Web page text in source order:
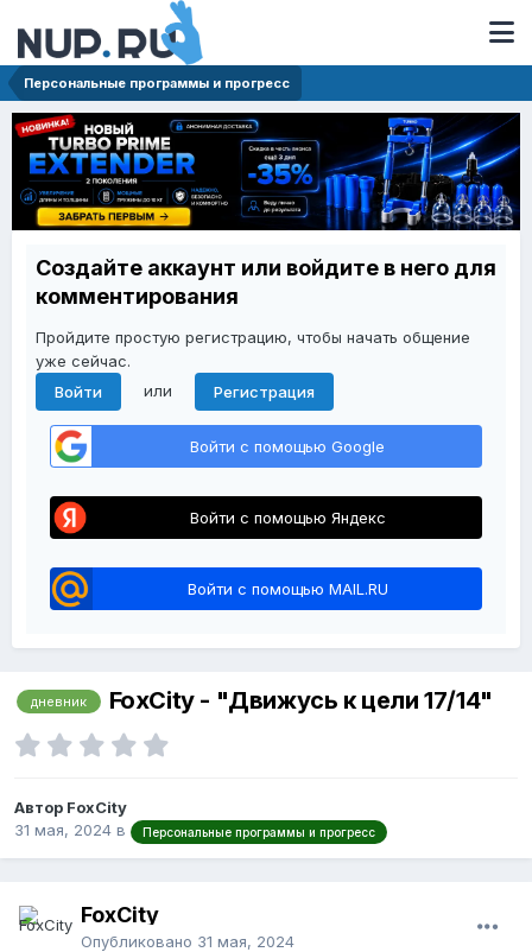
Персональные программы и прогресс
Создайте аккаунт или войдите в него для
комментирования
Пройдите простую регистрацию, чтобы начать общение
уже сейчас.
Войти
или Регистрация
Войти с помощью Google
Войти с помощью Яндекс
Войти с помощью MAIL.RU
дневник FoxCity - "Движусь к цели 17/14"
Автор FoxCity
31 мая, 2024 в Персональные программы и прогресс
FoxCity
Опубликовано 31 мая, 2024